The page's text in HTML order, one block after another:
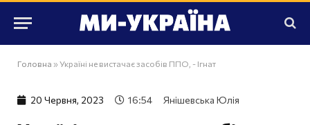
Головна » Україні не вистачає засобів ППО, - Ігнат
20 Червня, 2023 16:54 Янішевська Юлія